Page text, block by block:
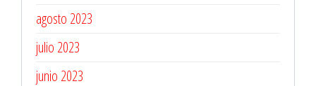
agosto 2023
julio 2023
junio 2023